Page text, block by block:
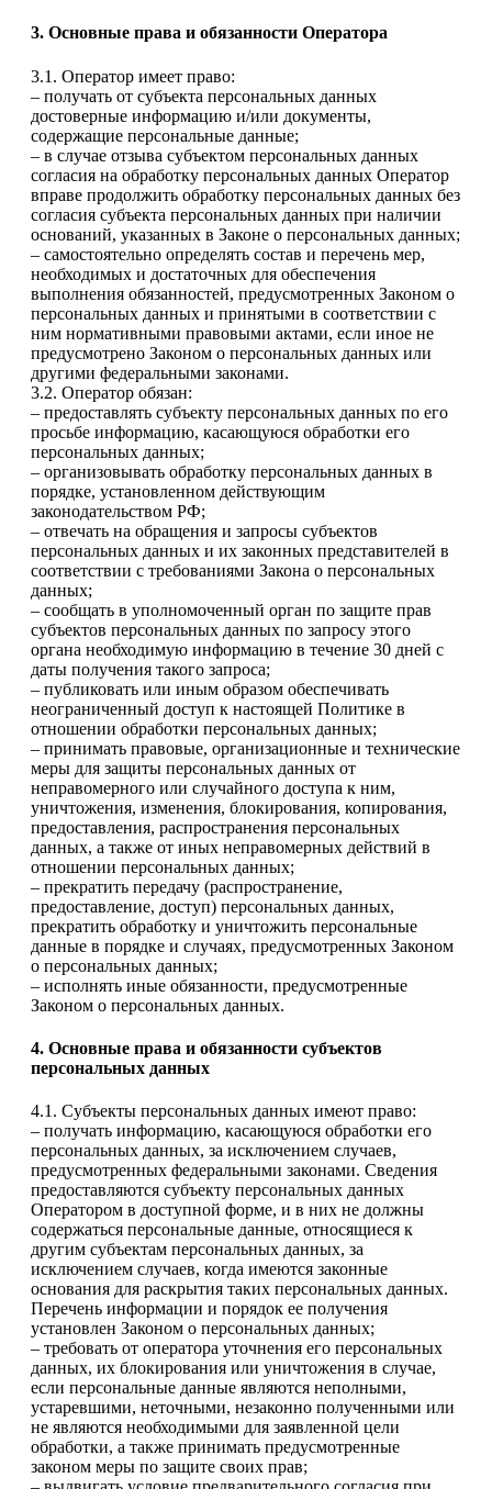
3. Основные права и обязанности Оператора
3.1. Оператор имеет право:
– получать от субъекта персональных данных
достоверные информацию и/или документы,
содержащие персональные данные;
– в случае отзыва субъектом персональных данных
согласия на обработку персональных данных Оператор
вправе продолжить обработку персональных данных без
согласия субъекта персональных данных при наличии
оснований, указанных в Законе о персональных данных;
– самостоятельно определять состав и перечень мер,
необходимых и достаточных для обеспечения
выполнения обязанностей, предусмотренных Законом о
персональных данных и принятыми в соответствии с
ним нормативными правовыми актами, если иное не
предусмотрено Законом о персональных данных или
другими федеральными законами.
3.2. Оператор обязан:
– предоставлять субъекту персональных данных по его
просьбе информацию, касающуюся обработки его
персональных данных;
– организовывать обработку персональных данных в
порядке, установленном действующим
законодательством РФ;
– отвечать на обращения и запросы субъектов
персональных данных и их законных представителей в
соответствии с требованиями Закона о персональных
данных;
– сообщать в уполномоченный орган по защите прав
субъектов персональных данных по запросу этого
органа необходимую информацию в течение 30 дней с
даты получения такого запроса;
– публиковать или иным образом обеспечивать
неограниченный доступ к настоящей Политике в
отношении обработки персональных данных;
– принимать правовые, организационные и технические
меры для защиты персональных данных от
неправомерного или случайного доступа к ним,
уничтожения, изменения, блокирования, копирования,
предоставления, распространения персональных
данных, а также от иных неправомерных действий в
отношении персональных данных;
– прекратить передачу (распространение,
предоставление, доступ) персональных данных,
прекратить обработку и уничтожить персональные
данные в порядке и случаях, предусмотренных Законом
о персональных данных;
– исполнять иные обязанности, предусмотренные
Законом о персональных данных.
4. Основные права и обязанности субъектов
персональных данных
4.1. Субъекты персональных данных имеют право:
– получать информацию, касающуюся обработки его
персональных данных, за исключением случаев,
предусмотренных федеральными законами. Сведения
предоставляются субъекту персональных данных
Оператором в доступной форме, и в них не должны
содержаться персональные данные, относящиеся к
другим субъектам персональных данных, за
исключением случаев, когда имеются законные
основания для раскрытия таких персональных данных.
Перечень информации и порядок ее получения
установлен Законом о персональных данных;
– требовать от оператора уточнения его персональных
данных, их блокирования или уничтожения в случае,
если персональные данные являются неполными,
устаревшими, неточными, незаконно полученными или
не являются необходимыми для заявленной цели
обработки, а также принимать предусмотренные
законом меры по защите своих прав;